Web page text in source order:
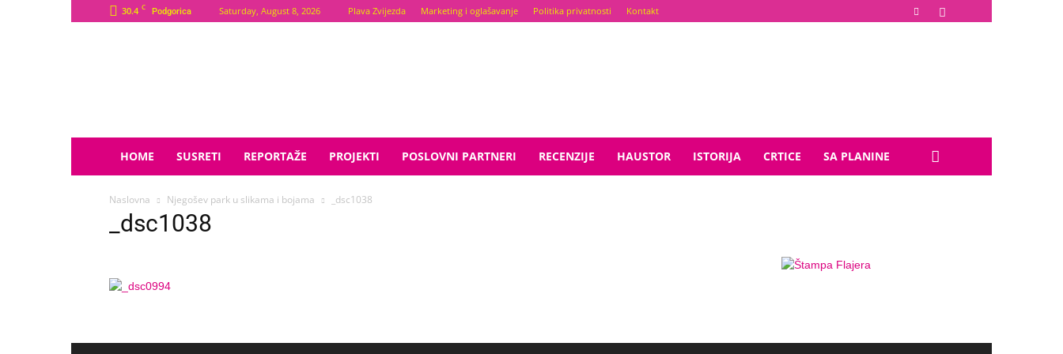
30.4 C Podgorica Saturday, August 8, 2026 Plava Zvijezda Marketing i oglašavanje Politika privatnosti Kontakt
HOME SUSRETI REPORTAŽE PROJEKTI POSLOVNI PARTNERI RECENZIJE HAUSTOR ISTORIJA CRTICE SA PLANINE
Naslovna Njegošev park u slikama i bojama _dsc1038
_dsc1038